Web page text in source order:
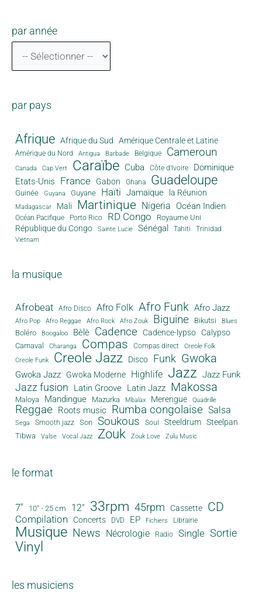
par année
par pays
Afrique Afrique du Sud Amérique Centrale et Latine
Amérique du Nord Antigua Barbade Belgique Cameroun
Canada Cap Vert Caraïbe Cuba Côte d'Ivoire
Dominique
Etats-Unis
France Gabon Ghana Guadeloupe
Guinée Guyana Guyane Haïti Jamaïque la Réunion
Madagascar Mali Martinique Nigeria Océan Indien
Océan Pacifique Porto Rico RD Congo Royaume Uni
République du Congo Sainte Lucie Sénégal Tahiti Trinidad
Vietnam
la musique
Afrobeat Afro Disco Afro Folk Afro Funk Afro Jazz
Afro Pop Afro Reggae Afro Rock Afro Zouk Biguine Bikutsi Blues
Boléro Boogaloo Bèlè Cadence Cadence-lypso Calypso
Carnaval Charanga Compas Compas direct
Creole Folk
Creole Funk
Creole Jazz Disco Funk Gwoka
Gwoka Jazz Gwoka Moderne Highlife Jazz Jazz Funk
Jazz fusion Latin Groove Latin Jazz Makossa
Maloya Mandingue Mazurka Mbalax Merengue Quadrille
Reggae Roots music Rumba congolaise Salsa
Sega Smooth jazz Son Soukous Soul Steeldrum Steelpan
Tibwa Valse Vocal Jazz Zouk Zouk Love Zulu Music
le format
7" 10" - 25 cm 12" 33rpm 45rpm Cassette CD
Compilation Concerts DVD EP Fichiers Librairie
Musique News Nécrologie Radio Single Sortie
Vinyl
les musiciens